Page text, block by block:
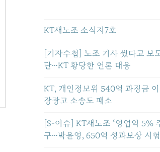
KT새노조 소식지7호
[기자수첩] 노조 기사 썼다고 보
단…KT 황당한 언론 대응
KT, 개인정보위 540억 과징금
장광고 소송도 패소
[S-이슈] KT새노조 ‘영업익 5%
구…박윤영, 650억 성과보상 시